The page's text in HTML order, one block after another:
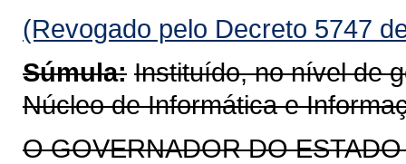
(Revogado pelo Decreto 5747
Súmula: Instituído, no nível de
Núcleo de Informática e
O GOVERNADOR DO